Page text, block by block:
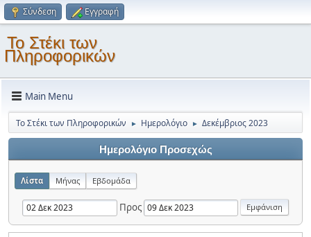
Σύνδεση Εγγραφή
Το Στέκι των
Πληροφορικών
Main Menu
Το Στέκι των Πληροφορικών ► Ημερολόγιο ► Δεκέμβριος 2023
Ημερολόγιο Προσεχώς
Λίστα Μήνας Εβδομάδα
Προς